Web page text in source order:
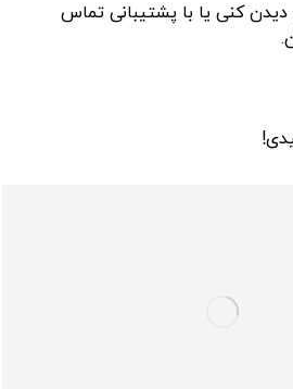
کنی یا با پشتیبانی تماس